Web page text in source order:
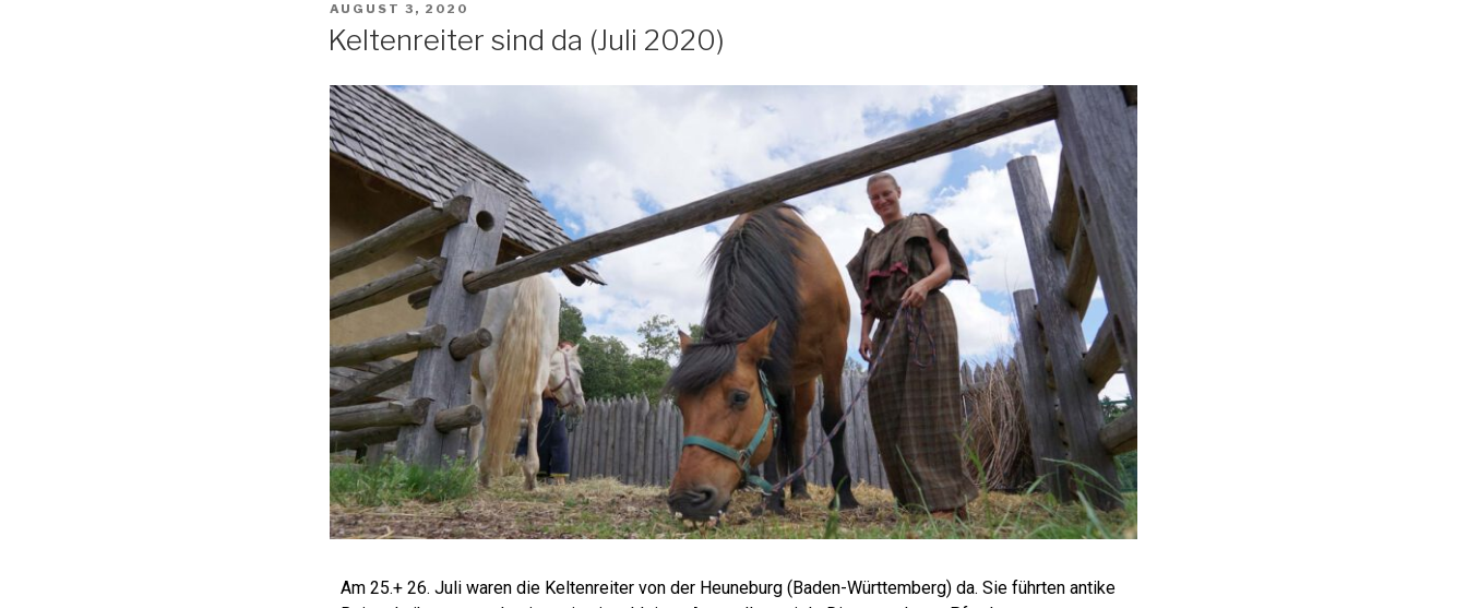
AUGUST 3, 2020
Keltenreiter sind da (Juli 2020)
Am 25.+ 26. Juli waren die Keltenreiter von der Heuneburg (Baden-Württemberg) da. Sie führten antike